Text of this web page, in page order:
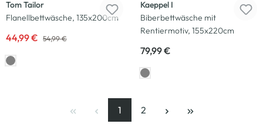
Tom Tailor
Flanellbettwäsche, 135x200cm
44,99 € 54,99 €
Kaeppel I
Biberbettwäsche mit
Rentiermotiv, 155x220cm
79,99 €
Seite
1
, aktuelle Seite
Seite
2